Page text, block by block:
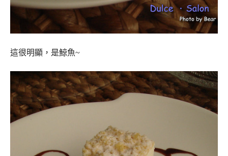
這很明顯，是鯨魚~